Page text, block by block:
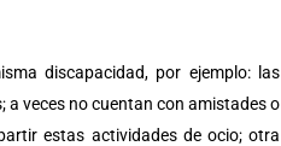
discapacidad, por ejemplo: las
veces no cuentan con amistades o
estas actividades de ocio; otra